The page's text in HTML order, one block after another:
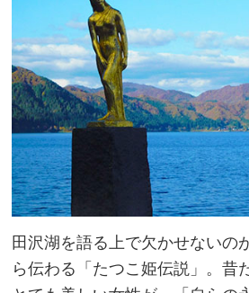
田沢湖を語る上で欠かせないの
ら伝わる「たつこ姫伝説」。昔